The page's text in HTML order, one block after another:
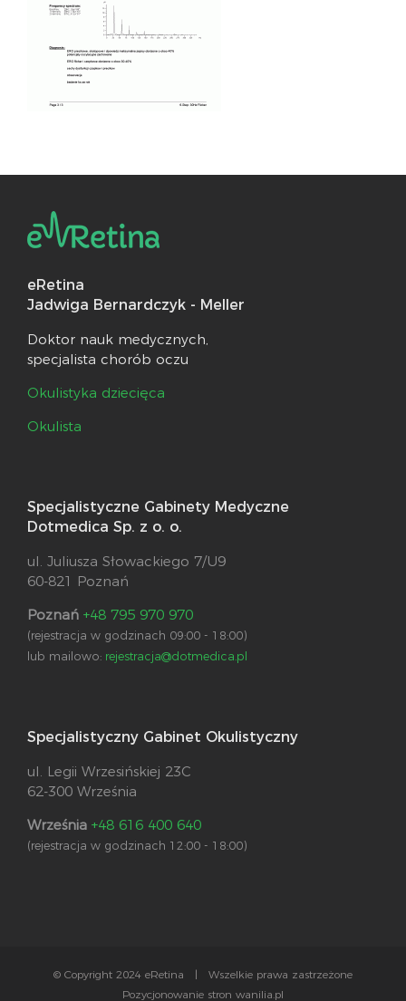
eRetina
Jadwiga Bernardczyk - Meller
Doktor nauk medycznych,
specjalista chorób oczu
Okulistyka dziecięca
Okulista
Specjalistyczne Gabinety Medyczne
Dotmedica Sp. z o. o.
ul. Juliusza Słowackiego 7/U9
60-821 Poznań
Poznań +48 795 970 970
(rejestracja w godzinach 09:00 - 18:00)
lub mailowo: rejestracja@dotmedica.pl
Specjalistyczny Gabinet Okulistyczny
ul. Legii Wrzesińskiej 23C
62-300 Września
Września +48 616 400 640
(rejestracja w godzinach 12:00 - 18:00)
© Copyright 2024 eRetina | Wszelkie prawa zastrzeżone
Pozycjonowanie stron wanilia.pl